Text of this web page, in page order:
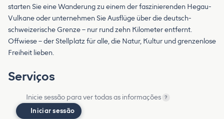
starten Sie eine Wanderung zu einem der faszinierenden Hegau-
Vulkane oder unternehmen Sie Ausflüge über die deutsch-
schweizerische Grenze – nur rund zehn Kilometer entfernt.
Offwiese – der Stellplatz für alle, die Natur, Kultur und grenzenlose
Freiheit lieben.
Serviços
Inicie sessão para ver todas as informações ?
Iniciar sessão